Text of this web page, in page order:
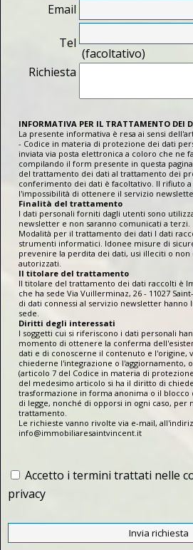
Email
Tel
(facoltativo)
Richiesta
INFORMATIVA PER IL TRATTAMENTO DEI
La presente informativa è resa ai sensi
- Codice in materia di protezione dei dati
inviata via posta elettronica a coloro che ne
compilando il form presente in questa
del trattamento dei dati al trattamento dei
conferimento dei dati è facoltativo. Il rifiuto
l'impossibilità di ottenere il servizio
Finalità del trattamento
I dati personali forniti dagli utenti sono
newsletter e non saranno comunicati a terzi.
Modalità per il trattamento dei dati I dati
strumenti informatici. Idonee misure di
prevenire la perdita dei dati, usi illeciti o non
autorizzati.
Il titolare del trattamento
Il titolare del trattamento dei dati raccolti è
che ha sede Via Vuillerminaz, 26 - 11027
di dati connessi al servizio newsletter hanno
sede.
Diritti degli interessati
I soggetti cui si riferiscono i dati personali
momento di ottenere la conferma
dati e di conoscerne il contenuto e l'origine,
chiederne l'integrazione o l'aggiornamento,
(articolo 7 del Codice in materia di
del medesimo articolo si ha il diritto di
trasformazione in forma anonima o il
di legge, nonché di opporsi in ogni caso, per
trattamento.
Le richieste vanno rivolte via e-mail,
info@immobiliaresaintvincent.it
Accetto i termini trattati nelle
privacy